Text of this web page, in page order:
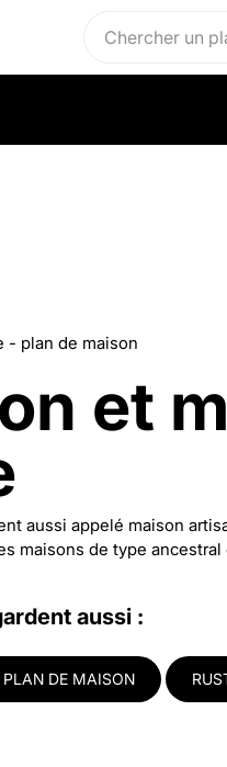
- plan de maison
et
aussi appelé maison
maisons de type
aussi :
DE MAISON